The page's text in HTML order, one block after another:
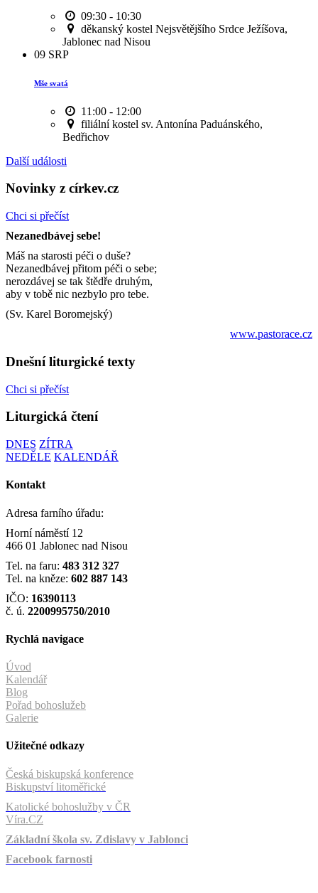
09:30 - 10:30
děkanský kostel Nejsvětějšího Srdce Ježíšova,
Jablonec nad Nisou
09 SRP
Mše svatá
11:00 - 12:00
filiální kostel sv. Antonína Paduánského,
Bedřichov
Další události
Novinky z církev.cz
Chci si přečíst
Nezanedbávej sebe!
Máš na starosti péči o duše?
Nezanedbávej přitom péči o sebe;
nerozdávej se tak štědře druhým,
aby v tobě nic nezbylo pro tebe.
(Sv. Karel Boromejský)
www.pastorace.cz
Dnešní liturgické texty
Chci si přečíst
Liturgická čtení
DNES ZÍTRA
NEDĚLE KALENDÁŘ
Kontakt
Adresa farního úřadu:
Horní náměstí 12
466 01 Jablonec nad Nisou
Tel. na faru: 483 312 327
Tel. na kněze: 602 887 143
IČO: 16390113
č. ú. 2200995750/2010
Rychlá navigace
Úvod
Kalendář
Blog
Pořad bohoslužeb
Galerie
Užitečné odkazy
Česká biskupská konference
Biskupství litoměřické
Katolické bohoslužby v ČR
Víra.CZ
Základní škola sv. Zdislavy v Jablonci
Facebook farnosti